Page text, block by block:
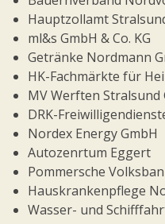
Hauptzollamt
ml&s GmbH & Co. KG
Getränke Nordmann
HK-Fachmärkte für
MV Werften Stralsund
DRK-
Nordex Energy GmbH
Autozenrtum Eggert
Pommersche
Hauskrankenpflege
Wasser- und